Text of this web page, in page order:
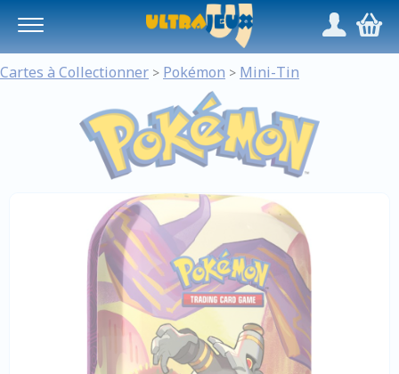
/,
Cartes à Collectionner > Pokémon > Mini-Tin